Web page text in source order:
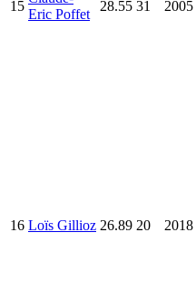
15
Eric Poffet
28.55 31 2005
16 Loïs Gillioz 26.89 20 2018